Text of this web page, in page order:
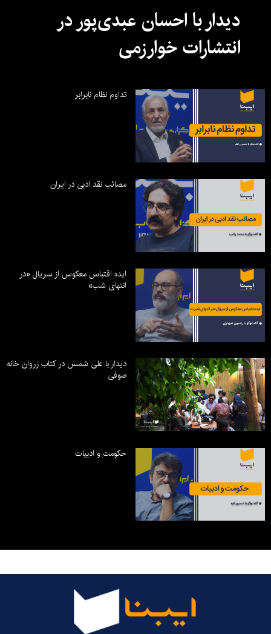
دیدار با احسان عبدی‌پور در
انتشارات خوارزمی
تداوم نظام نابرابر
مصائب نقد ادبی در ایران
ایده اقتباس معکوس از سریال «در
انتهای شب»
دیدار با علی شمس در کتاب زروان خانه
صوفی
حکومت و ادبیات